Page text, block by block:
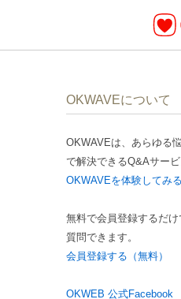
OKWAVEについて
OKWAVEは、あらゆる
で解決できるQ&Aサービ
OKWAVEを体験してみる
無料で会員登録するだ
質問できます。
会員登録する（無料）
OKWEB 公式Facebook